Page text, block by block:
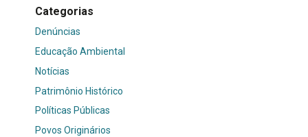
Categorias
Denúncias
Educação Ambiental
Notícias
Patrimônio Histórico
Políticas Públicas
Povos Originários